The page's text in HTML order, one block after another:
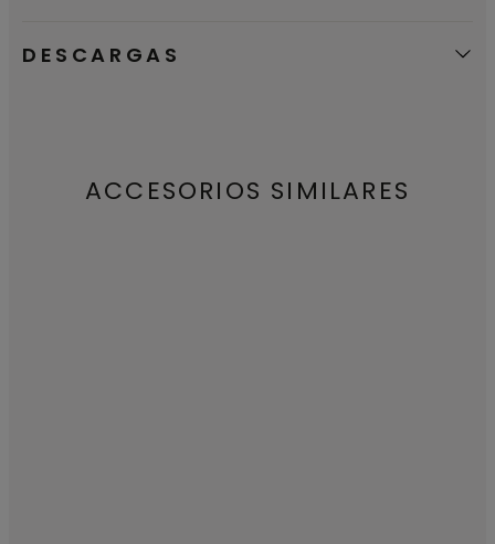
DESCARGAS
ACCESORIOS SIMILARES